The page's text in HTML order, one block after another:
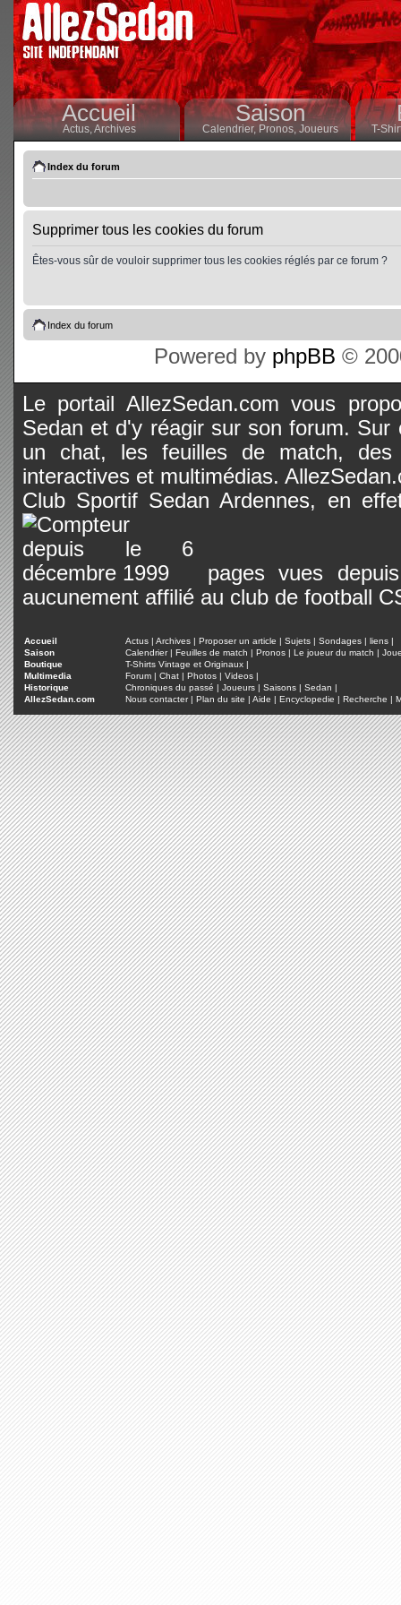
Accueil
Actus,Archives
Saison
Calendrier,Pronos, Joueurs T-
Index du forum
Supprimer tous les cookies du forum
Êtes-vous sûr de vouloir supprimer tous les cookies réglés par ce forum ?
Index du forum
Powered by phpBB ©
Le portail AllezSedan.com vous
Sedan et d'y réagir sur son forum.
un chat, les feuilles de match, des
interactives et multimédias.
Club Sportif Sedan Ardennes, en
pages vues
aucunement affilié au club de football
Accueil Actus | Archives | Proposer un article | Sujets | Sondages | liens |
Saison
Calendrier| Feuilles de match | Pronos | Le joueur du match |
Boutique
T-Shirts Vintage et Originaux |
Multimedia
Forum | Chat | Photos | Videos |
Historique
Chroniques du passé | Joueurs | Saisons | Sedan |
AllezSedan.com
Nous contacter| Plan du site | Aide | Encyclopedie | Recherche |